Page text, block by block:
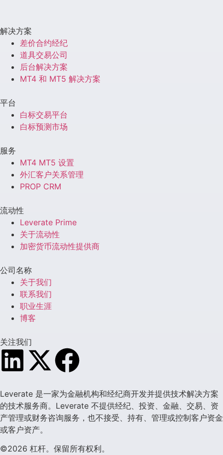
解决方案
差价合约经纪
道具交易公司
后台解决方案
MT4 和 MT5 解决方案
平台
白标交易平台
白标预测市场
服务
MT4 MT5 设置
外汇客户关系管理
PROP CRM
流动性
Leverate Prime
关于流动性
加密货币流动性提供商
公司名称
关于我们
联系我们
职业生涯
博客
关注我们
Leverate 是一家为金融机构和经纪商开发并提供技术解决方案
的技术服务商。Leverate 不提供经纪、投资、金融、交易、资
产管理或财务咨询服务，也不接受、持有、管理或控制客户资金
或客户资产。
©2026 杠杆。保留所有权利。